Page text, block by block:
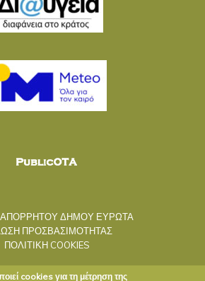
ΔΗΜΟΥ ΕΥΡΩΤΑ
ΠΡΟΣΒΑΣΙΜΟΤΗΤΑΣ
ΠΟΛΙΤΙΚΗ COOKIES
cookies για τη μέτρηση της